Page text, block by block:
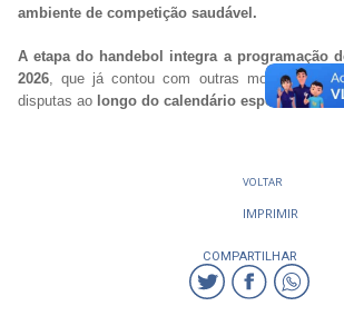
ambiente de competição saudável.
A etapa do handebol integra a programação
2026 , que já contou com outras modalidades
disputas ao longo do calendário esportivo do
VOLTAR
IMPRIMIR
COMPARTILHAR